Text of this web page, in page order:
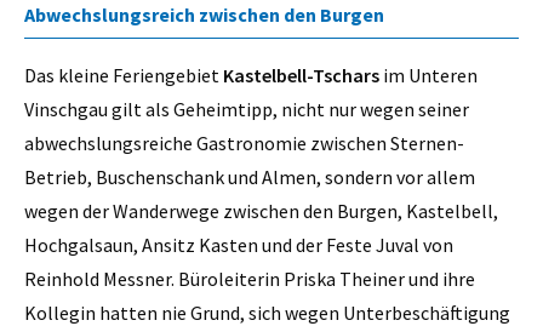
Abwechslungsreich zwischen den Burgen
Das kleine Feriengebiet Kastelbell-Tschars im Unteren
Vinschgau gilt als Geheimtipp, nicht nur wegen seiner
abwechslungsreiche Gastronomie zwischen Sternen-
Betrieb, Buschenschank und Almen, sondern vor allem
wegen der Wanderwege zwischen den Burgen, Kastelbell,
Hochgalsaun, Ansitz Kasten und der Feste Juval von
Reinhold Messner. Büroleiterin Priska Theiner und ihre
Kollegin hatten nie Grund, sich wegen Unterbeschäftigung